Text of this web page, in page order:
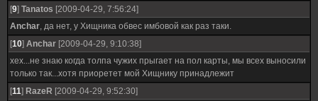
[9] Tanatos [2009-04-29, 7:56:24]
Anchar, да нет, у Хищника обвес имбовой как раз таки.
[10] Anchar [2009-04-29, 9:10:38]
хех...не знаю когда толпа чужих прыгает на пол карты, мы всех выносили
только так...хотя приоретет мой Хищнику принадлежит
[11] RazeR [2009-04-29, 9:52:30]